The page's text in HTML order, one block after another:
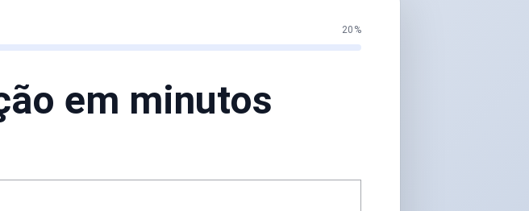
20%
em minutos